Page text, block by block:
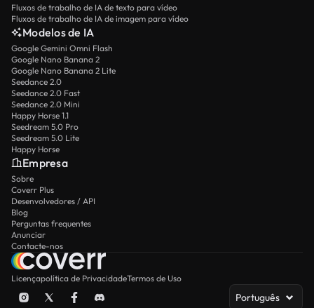
Fluxos de trabalho de IA de texto para vídeo
Fluxos de trabalho de IA de imagem para vídeo
Modelos de IA
Google Gemini Omni Flash
Google Nano Banana 2
Google Nano Banana 2 Lite
Seedance 2.0
Seedance 2.0 Fast
Seedance 2.0 Mini
Happy Horse 1.1
Seedream 5.0 Pro
Seedream 5.0 Lite
Happy Horse
Empresa
Sobre
Coverr Plus
Desenvolvedores / API
Blog
Perguntas frequentes
Anunciar
Contacte-nos
Licençapolítica de PrivacidadeTermos de Uso
Português